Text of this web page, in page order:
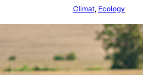
Climat, Ecology